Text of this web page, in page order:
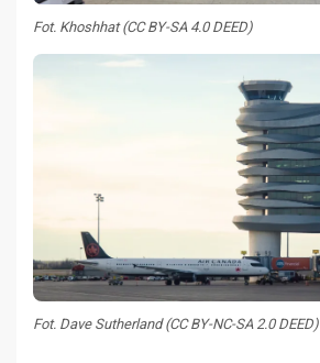
Fot. Khoshhat (CC BY-SA 4.0 DEED)
Fot. Dave Sutherland (CC BY-NC-SA 2.0 DEED)